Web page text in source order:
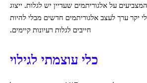
על אלגוריתמים שעדיין יש לגלות. ייצוג
יקר ערך לעצב אלגוריתמים חדשים מבלי להיות
חייבים לגלות רעיונות קיימים.
כלי עוצמתי לגילוי